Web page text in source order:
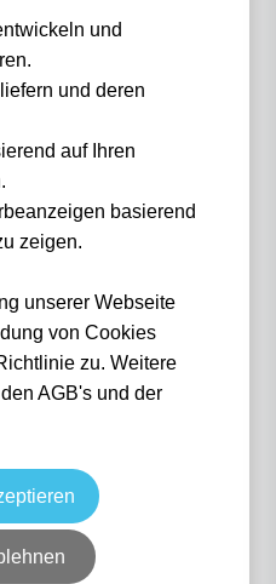
es?
1
Event
Fußball über Formel 1 bis Konzerte.
und
und deren
auf Ihren
basierend
zeigen.
unserer Webseite
von Cookies
zu. Weitere
AGB's und der